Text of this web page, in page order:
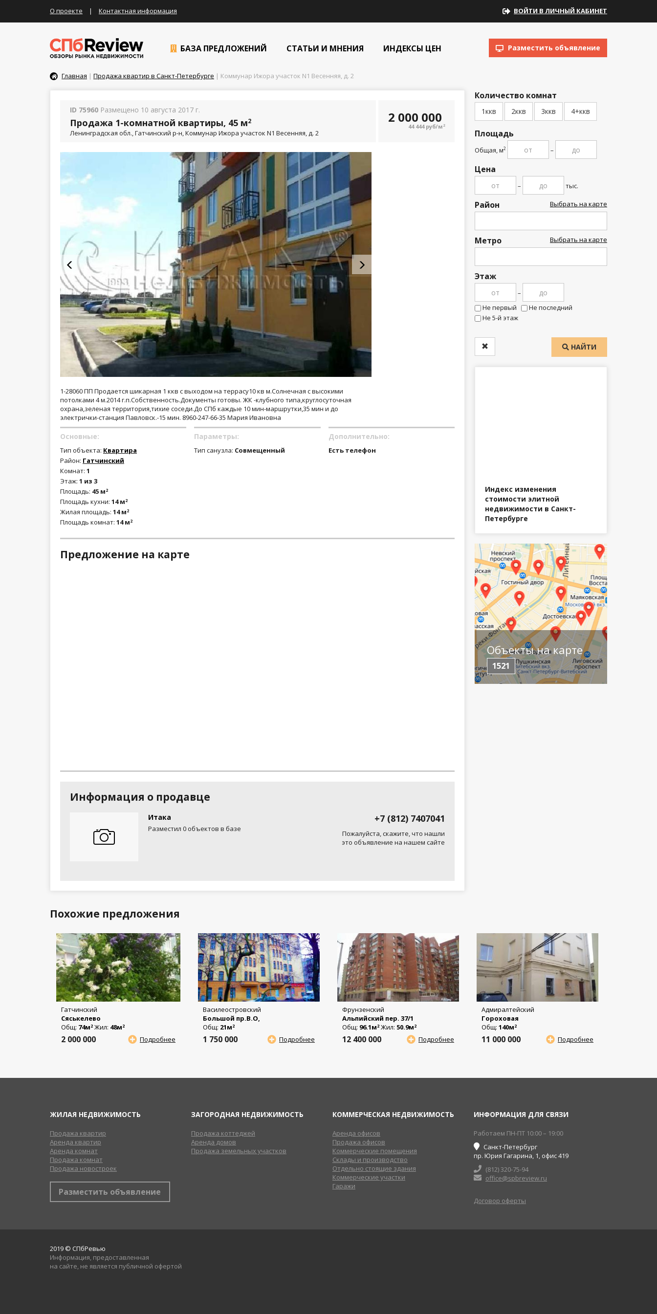
О проекте | Контактная информация ВОЙТИ В ЛИЧНЫЙ КАБИНЕТ
БАЗА ПРЕДЛОЖЕНИЙ СТАТЬИ И МНЕНИЯ ИНДЕКСЫ ЦЕН Разместить объявление
Главная | Продажа квартир в Санкт-Петербурге | Коммунар Ижора участок N1 Весенняя, д. 2
Количество комнат
1ккв 2ккв 3ккв 4+ккв
Площадь
Общая, м2 –
Цена
– тыс.
Район Выбрать на карте
Метро Выбрать на карте
Этаж
–
Не первый
Не последний
Не 5-й этаж
НАЙТИ
Индекс изменения
стоимости элитной
недвижимости в Санкт-
Петербурге
Объекты на карте
1521
ID 75960 Размещено 10 августа 2017 г.
Продажа 1-комнатной квартиры, 45 м2
Ленинградская обл., Гатчинский р-н, Коммунар Ижора участок N1 Весенняя, д. 2
2 000 000
44 444 руб/м 2
1-28060 ПП Продается шикарная 1 ккв с выходом на террасу10 кв м.Солнечная с высокими
потолками 4 м.2014 г.п.Собственность.Документы готовы. ЖК -клубного типа,круглосуточная
охрана,зеленая территория,тихие соседи.До СПб каждые 10 мин-маршрутки,35 мин и до
электрички-станция Павловск.-15 мин. 8960-247-66-35 Мария Ивановна
Основные:
Тип объекта: Квартира
Район: Гатчинский
Комнат: 1
Этаж: 1 из 3
Площадь: 45 м2
Площадь кухни: 14 м2
Жилая площадь: 14 м2
Площадь комнат: 14 м2
Параметры:
Тип санузла: Совмещенный
Дополнительно:
Есть телефон
Предложение на карте
Информация о продавце
+7 (812) 7407041
Пожалуйста, скажите, что нашли
это объявление на нашем сайте
Итака
Разместил 0 объектов в базе
Похожие предложения
Гатчинский
Сяськелево
Общ: 74м2 Жил: 48м2
Подробнее
2 000 000
Василеостровский
Большой пр.В.О,
Общ: 21м2
Подробнее
1 750 000
Фрунзенский
Альпийский пер. 37/1
Общ: 96.1м2 Жил: 50.9м2
Подробнее
12 400 000
Адмиралтейский
Гороховая
Общ: 140м2
Подробнее
11 000 000
ЖИЛАЯ НЕДВИЖИМОСТЬ
Продажа квартир
Аренда квартир
Аренда комнат
Продажа комнат
Продажа новостроек
Разместить объявление
ЗАГОРОДНАЯ НЕДВИЖИМОСТЬ
Продажа коттеджей
Аренда домов
Продажа земельных участков
КОММЕРЧЕСКАЯ НЕДВИЖИМОСТЬ
Аренда офисов
Продажа офисов
Коммерческие помещения
Склады и производство
Отдельно стоящие здания
Коммерческие участки
Гаражи
ИНФОРМАЦИЯ ДЛЯ СВЯЗИ
Работаем ПН-ПТ 10:00 – 19:00
Санкт-Петербург
пр. Юрия Гагарина, 1, офис 419
(812) 320-75-94
office@spbreview.ru
Договор оферты
2019 © СПбРевью
Информация, предоставленная
на сайте, не является публичной офертой